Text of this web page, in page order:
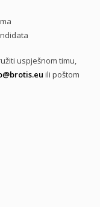
uspješnom timu,
ili poštom